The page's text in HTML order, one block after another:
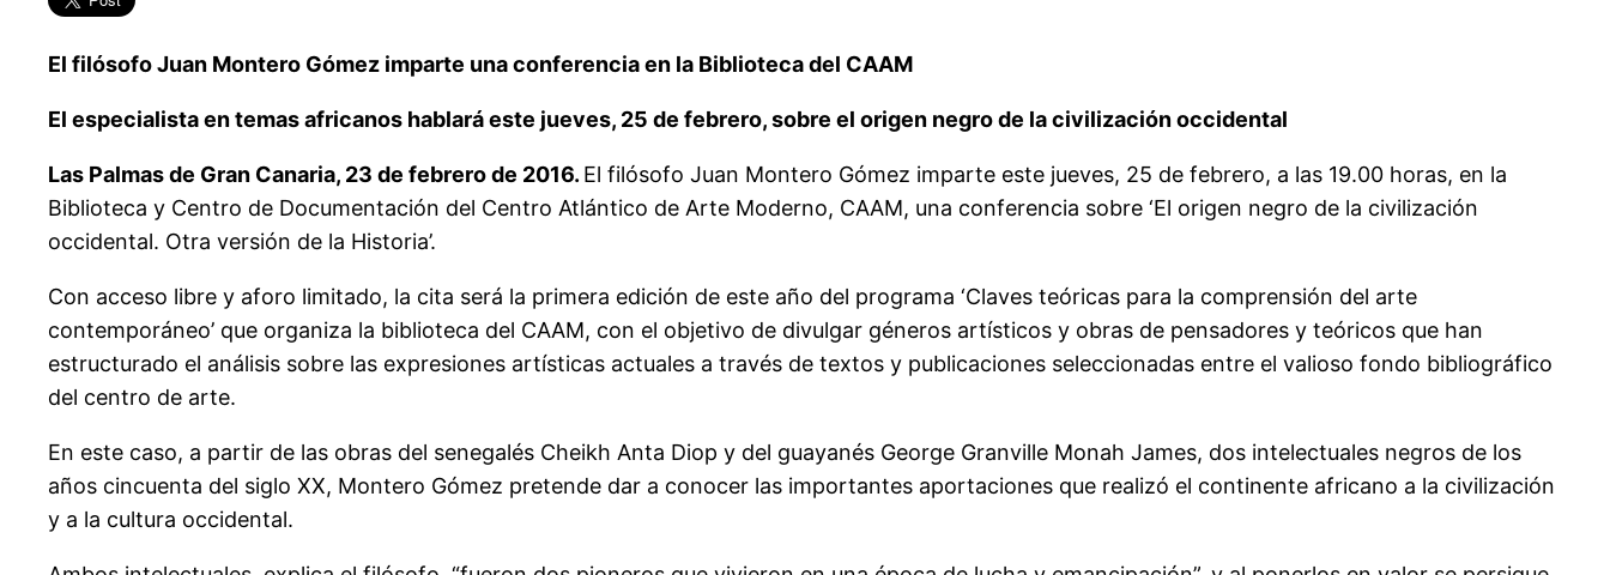
El filósofo Juan Montero Gómez imparte una conferencia en la Biblioteca del CAAM
El especialista en temas africanos hablará este jueves, 25 de febrero, sobre el origen negro de la civilización occidental
Las Palmas de Gran Canaria, 23 de febrero de 2016. El filósofo Juan Montero Gómez imparte este jueves, 25 de febrero, a las 19.00 horas, en la
Biblioteca y Centro de Documentación del Centro Atlántico de Arte Moderno, CAAM, una conferencia sobre ‘El origen negro de la civilización
occidental. Otra versión de la Historia’.
Con acceso libre y aforo limitado, la cita será la primera edición de este año del programa ‘Claves teóricas para la comprensión del arte
contemporáneo’ que organiza la biblioteca del CAAM, con el objetivo de divulgar géneros artísticos y obras de pensadores y teóricos que han
estructurado el análisis sobre las expresiones artísticas actuales a través de textos y publicaciones seleccionadas entre el valioso fondo bibliográfico
del centro de arte.
En este caso, a partir de las obras del senegalés Cheikh Anta Diop y del guayanés George Granville Monah James, dos intelectuales negros de los
años cincuenta del siglo XX, Montero Gómez pretende dar a conocer las importantes aportaciones que realizó el continente africano a la civilización
y a la cultura occidental.